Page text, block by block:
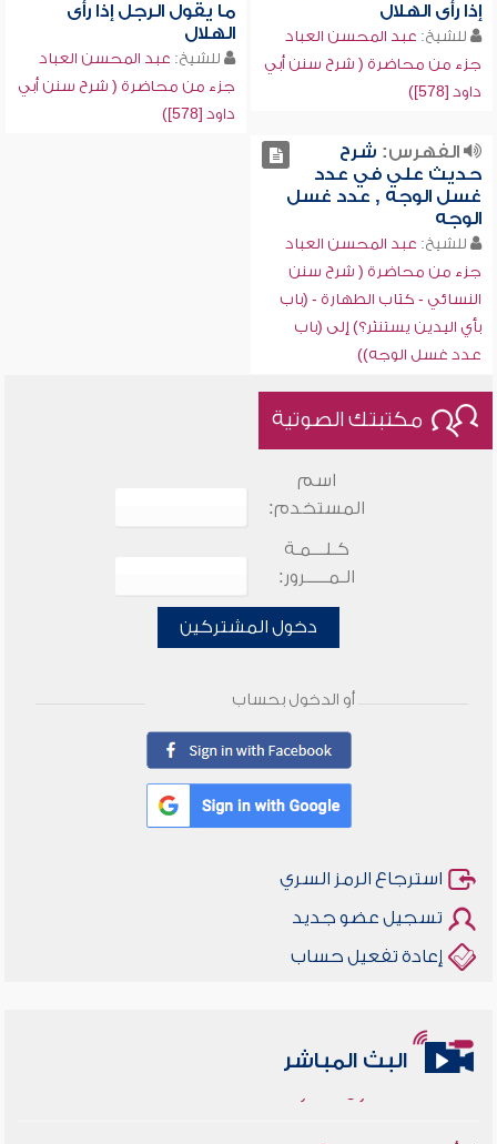
إذا رأى الهلال
للشيخ: عبد المحسن العباد
جزء من محاضرة ( شرح سنن أبي
داود [578])
ما يقول الرجل إذا رأى
الهلال
للشيخ: عبد المحسن العباد
جزء من محاضرة ( شرح سنن أبي
داود [578])
الفهرس: شرح
حديث علي في عدد
غسل الوجه , عدد غسل
الوجه
للشيخ: عبد المحسن العباد
جزء من محاضرة ( شرح سنن
النسائي - كتاب الطهارة - (باب
بأي اليدين يستنثر؟) إلى (باب
عدد غسل الوجه))
مكتبتك الصوتية
اسم
المستخدم:
كـلـــمـة
الـمـــــرور:
دخول المشتركين
أو الدخول بحساب
استرجاع الرمز السري
تسجيل عضو جديد
إعادة تفعيل حساب
البث المباشر
أخلاقنا أصالة ومعاصرة